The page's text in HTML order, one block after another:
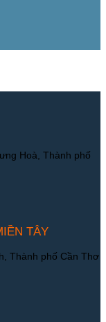
Hoà, Thành phố
TÂY
Thành phố Cần Thơ